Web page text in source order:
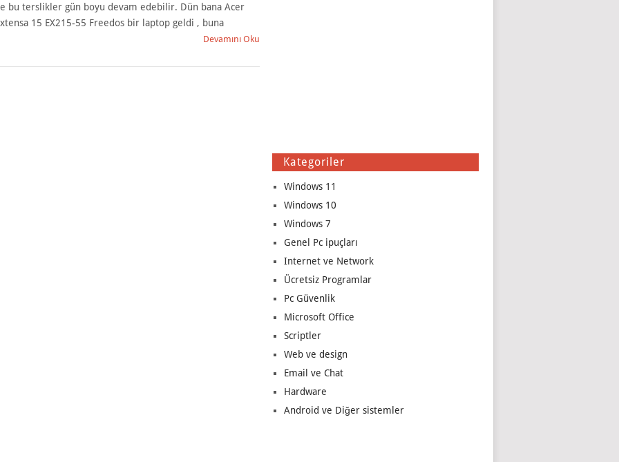
bu terslikler gün boyu devam edebilir. Dün bana Acer
15 EX215-55 Freedos bir laptop geldi , buna
Devamını Oku
Kategoriler
Windows 11
Windows 10
Windows 7
Genel Pc ipuçları
Internet ve Network
Ücretsiz Programlar
Pc Güvenlik
Microsoft Office
Scriptler
Web ve design
Email ve Chat
Hardware
Android ve Diğer sistemler